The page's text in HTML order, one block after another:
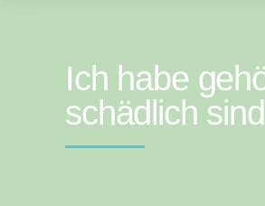
Ich habe
schädlich